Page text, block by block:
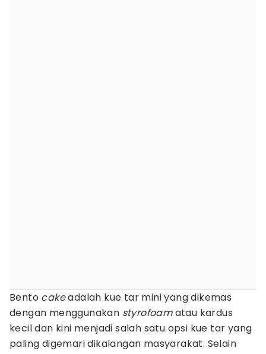
Bento cakeadalah kue tar mini yang dikemas
dengan menggunakan styrofoamatau kardus
kecil dan kini menjadi salah satu opsi kue tar yang
paling digemari dikalangan masyarakat. Selain